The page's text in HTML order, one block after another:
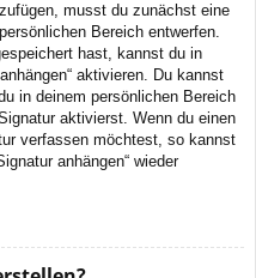
musst du zunächst eine
Bereich entwerfen.
hast, kannst du in
aktivieren. Du kannst
in deinem persönlichen Bereich
aktivierst. Wenn du einen
verfassen möchtest, so kannst
anhängen“ wieder